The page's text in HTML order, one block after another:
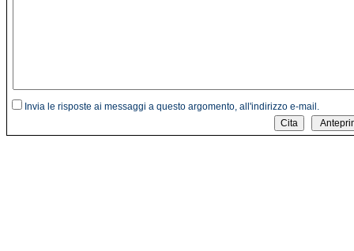
Invia le risposte ai messaggi a questo argomento, all'indirizzo e-mail.